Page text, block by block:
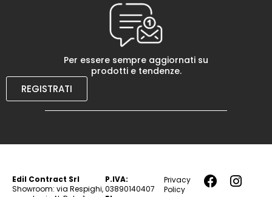
Per essere sempre aggiornati su
prodotti e tendenze.
REGISTRATI
Edil Contract Srl
Showroom: via Respighi,
P.IVA:
03890140407
Privacy
Policy